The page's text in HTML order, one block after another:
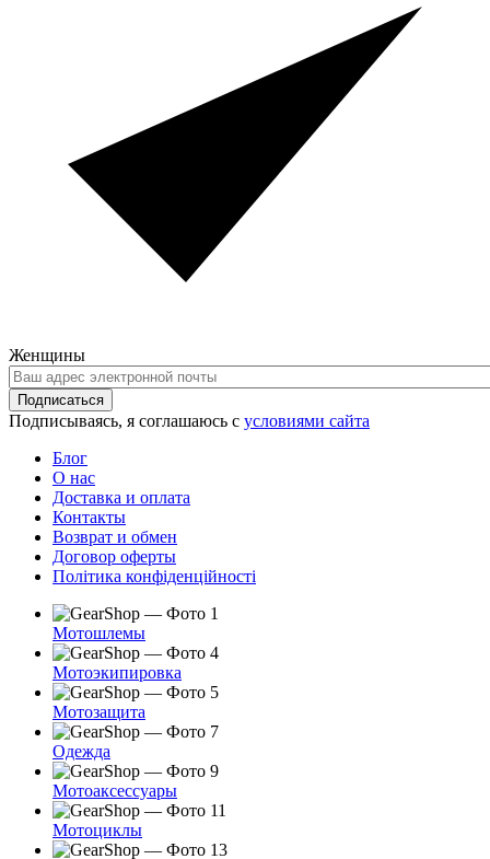
Женщины
Ваш
адрес
электронной
почты
Подписаться
Подписываясь, я соглашаюсь с условиями сайта
Блог
О нас
Доставка и оплата
Контакты
Возврат и обмен
Договор оферты
Політика конфіденційності
Мотошлемы
Мотоэкипировка
Мотозащита
Одежда
Мотоаксессуары
Мотоциклы